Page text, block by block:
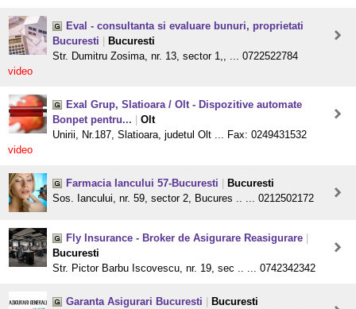
Eval - consultanta si evaluare bunuri, proprietati
Bucuresti
Bucuresti
Str. Dumitru Zosima, nr. 13, sector 1,, ... 0722522784
video
Exal Grup, Slatioara / Olt - Dispozitive automate
Bonpet pentru...
Olt
Unirii, Nr.187, Slatioara, judetul Olt ... Fax: 0249431532
video
Farmacia Iancului 57-Bucuresti
Bucuresti
Sos. Iancului, nr. 59, sector 2, Bucures .. ... 0212502172
Fly Insurance - Broker de Asigurare Reasigurare
Bucuresti
Str. Pictor Barbu Iscovescu, nr. 19, sec .. ... 0742342342
Garanta Asigurari Bucuresti
Bucuresti